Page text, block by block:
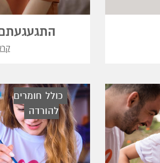
כולל חומרים
להורדה